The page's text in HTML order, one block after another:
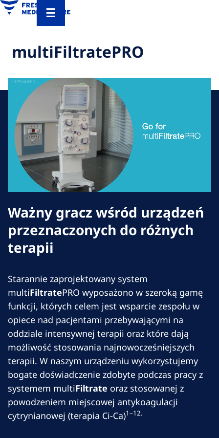
multiFiltratePRO
Ważny gracz wśród urządzeń
przeznaczonych do różnych
terapii
Starannie zaprojektowany system
multiFiltratePRO wyposażono w szeroką gamę
funkcji, których celem jest wsparcie zespołu w
opiece nad pacjentami przebywającymi na
oddziale intensywnej terapii oraz które dają
możliwość stosowania najnowocześniejszych
terapii. W naszym urządzeniu wykorzystujemy
bogate doświadczenie zdobyte podczas pracy z
systemem multiFiltrate oraz stosowanej z
powodzeniem miejscowej antykoagulacji
cytrynianowej (terapia Ci-Ca)1–12.